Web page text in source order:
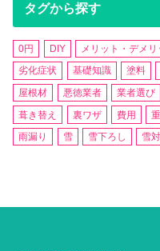
タグから探す
0円 DIY メリット・デメリ
劣化症状
基礎知識 塗料
屋根材
悪徳業者 業者選び
葺き替え
裏ワザ 費用
雨漏り
雪 雪下ろし 雪